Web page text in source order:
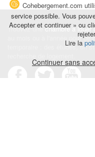
Trouvez unechambre à louer
au mois ou à l'année pour
temporaire : des études, un
Cohebergement.com
service possible. Vous
Accepter et continuer » ou
Lire la
Continuer sans